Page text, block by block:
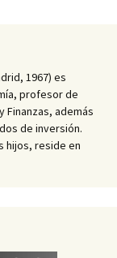
1967) es
profesor de
Finanzas, además
de inversión.
hijos, reside en